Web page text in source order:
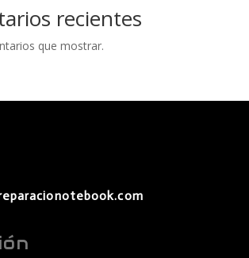
recientes
que mostrar.